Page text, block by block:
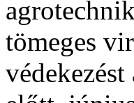
tömeges